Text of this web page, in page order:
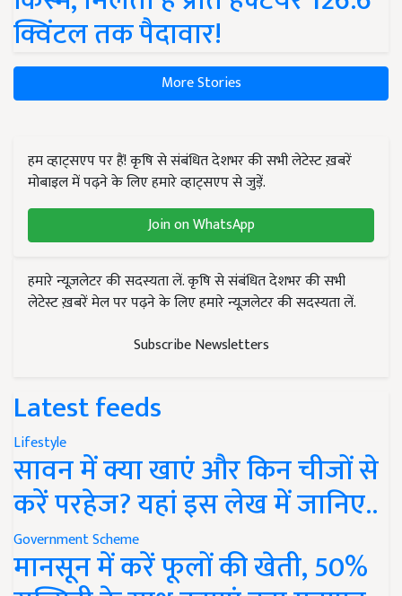
क्विंटल तक पैदावार!
More Stories
हम व्हाट्सएप पर हैं! कृषि से संबंधित देशभर की सभी लेटेस्ट ख़बरें
मोबाइल में पढ़ने के लिए हमारे व्हाट्सएप से जुड़ें.
Join on WhatsApp
हमारे न्यूज़लेटर की सदस्यता लें. कृषि से संबंधित देशभर की सभी
लेटेस्ट ख़बरें मेल पर पढ़ने के लिए हमारे न्यूज़लेटर की सदस्यता लें.
Subscribe Newsletters
Latest feeds
Lifestyle
सावन में क्या खाएं और किन चीजों से
करें परहेज? यहां इस लेख में जानिए..
Government Scheme
मानसून में करें फूलों की खेती, 50%